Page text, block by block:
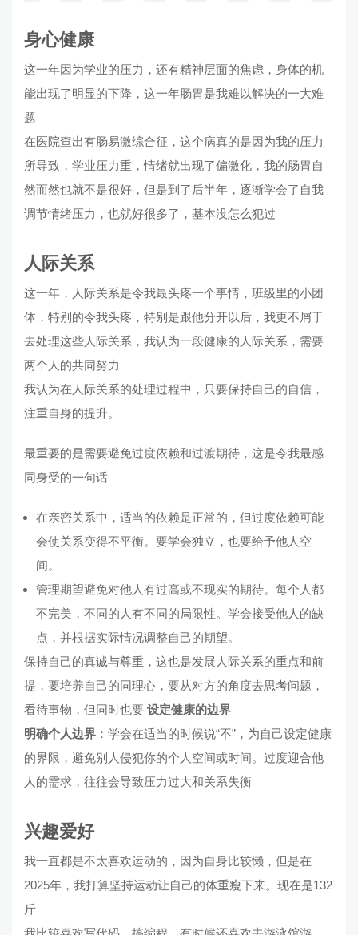
身心健康
这一年因为学业的压力，还有精神层面的焦虑，身体的机
能出现了明显的下降，这一年肠胃是我难以解决的一大难
题
在医院查出有肠易激综合征，这个病真的是因为我的压力
所导致，学业压力重，情绪就出现了偏激化，我的肠胃自
然而然也就不是很好，但是到了后半年，逐渐学会了自我
调节情绪压力，也就好很多了，基本没怎么犯过
人际关系
这一年，人际关系是令我最头疼一个事情，班级里的小团
体，特别的令我头疼，特别是跟他分开以后，我更不屑于
去处理这些人际关系，我认为一段健康的人际关系，需要
两个人的共同努力
我认为在人际关系的处理过程中，只要保持自己的自信，
注重自身的提升。
最重要的是需要避免过度依赖和过渡期待，这是令我最感
同身受的一句话
在亲密关系中，适当的依赖是正常的，但过度依赖可能
会使关系变得不平衡。要学会独立，也要给予他人空
间。
管理期望避免对他人有过高或不现实的期待。每个人都
不完美，不同的人有不同的局限性。学会接受他人的缺
点，并根据实际情况调整自己的期望。
保持自己的真诚与尊重，这也是发展人际关系的重点和前
提，要培养自己的同理心，要从对方的角度去思考问题，
看待事物，但同时也要 设定健康的边界
明确个人边界 ​：学会在适当的时候说“不”，为自己设定健康
的界限，避免别人侵犯你的个人空间或时间。过度迎合他
人的需求，往往会导致压力过大和关系失衡
兴趣爱好
我一直都是不太喜欢运动的，因为自身比较懒，但是在
2025年，我打算坚持运动让自己的体重瘦下来。现在是132
斤